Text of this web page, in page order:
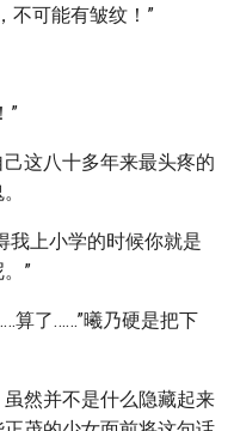
不可能有皱纹！”
”
这八十多年来最头疼的
我上小学的时候你就是
”
算了……”曦乃硬是把下
然并不是什么隐藏起来